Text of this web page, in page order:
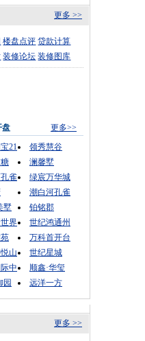
更多 >>
楼盘点评 贷款计算
装修论坛 装修图库
盘
更多>>
21
领秀慧谷
澜馨墅
雀
绿宸万华城
潮白河孔雀
墅
铂铭郡
界
世纪鸿通州
万科首开台
山
世纪星城
中
顺鑫·华玺
园
远洋一方
更多 >>